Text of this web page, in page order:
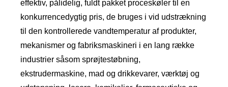
effektiv, pålidelig, fuldt pakket proceskøler til en
konkurrencedygtig pris, de bruges i vid udstrækning
til den kontrollerede vandtemperatur af produkter,
mekanismer og fabriksmaskineri i en lang række
industrier såsom sprøjtestøbning,
ekstrudermaskine, mad og drikkevarer, værktøj og